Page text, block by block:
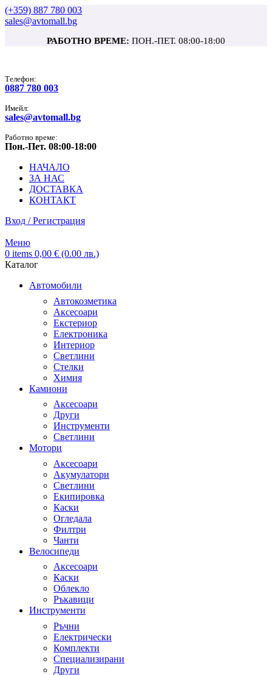
(+359) 887 780 003
sales@avtomall.bg
РАБОТНО ВРЕМЕ: ПОН.-ПЕТ. 08:00-18:00
Tелефон:
0887 780 003
Имейл:
sales@avtomall.bg
Работно време:
Пон.-Пет. 08:00-18:00
НАЧАЛО
ЗА НАС
ДОСТАВКА
КОНТАКТ
Вход / Регистрация
Меню
0 items 0,00 € (0.00 лв.)
Каталог
Автомобили
Автокозметика
Аксесоари
Екстериор
Електроника
Интериор
Светлини
Стелки
Химия
Камиони
Аксесоари
Други
Инструменти
Светлини
Мотори
Аксесоари
Акумулатори
Светлини
Екипировка
Каски
Огледала
Филтри
Чанти
Велосипеди
Аксесоари
Каски
Облекло
Ръкавици
Инструменти
Ръчни
Електрически
Комплекти
Специализирани
Други